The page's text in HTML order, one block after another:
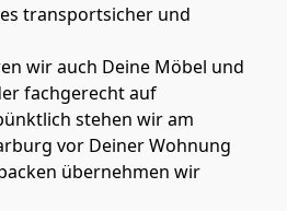
transportsicher und
wir auch Deine Möbel und
fachgerecht auf
stehen wir am
vor Deiner Wohnung
übernehmen wir